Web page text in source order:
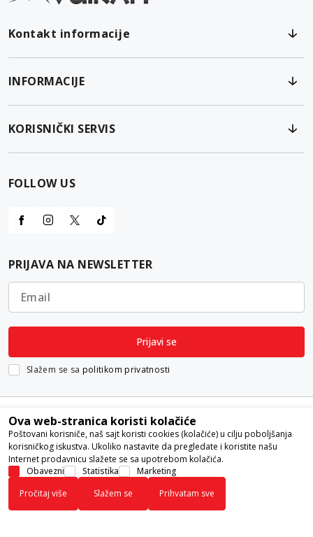
Kontakt informacije
INFORMACIJE
KORISNIČKI SERVIS
FOLLOW US
PRIJAVA NA NEWSLETTER
Email
Prijavi se
Slažem se sa politikom privatnosti
Nastojimo da budemo što precizniji u opisu proizvoda, prikazu slika i
samih cena, ali ne možemo garantovati da su sve informacije kompletne i
bez grešaka. Svi artikli prikazani na sajtu su deo naše ponude i ne
podrazumeva da su dostupni u svakom trenutku.
Ova web-stranica koristi kolačiće
Poštovani korisniče, naš sajt koristi cookies (kolačiće) u cilju poboljšanja
korisničkog iskustva. Ukoliko nastavite da pregledate i koristite našu
Internet prodavnicu slažete se sa upotrebom kolačića.
Obavezni
Statistika
Marketing
Pročitaj više
Slažem se Prihvatam sve